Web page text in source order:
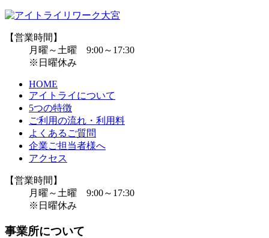
【営業時間】
月曜～土曜 9:00～17:30
※日曜休み
HOME
アイトライについて
5つの特徴
ご利用の流れ・利用料
よくあるご質問
企業ご担当者様へ
アクセス
【営業時間】
月曜～土曜 9:00～17:30
※日曜休み
事業所について